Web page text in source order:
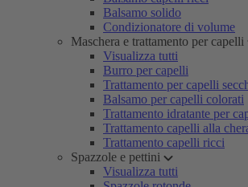
Balsamo solido
Condizionatore di volume
Maschera e trattamento per capelli
Visualizza tutti
Burro per capelli
Trattamento per capelli
Balsamo per capelli colorati
Trattamento idratante per
Trattamento capelli alla
Trattamento capelli ricci
Spazzole e pettini
Visualizza tutti